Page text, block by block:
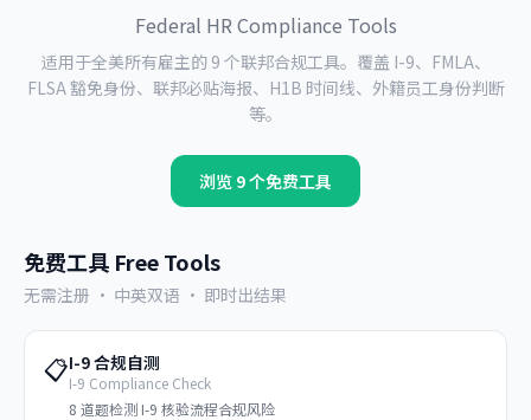
Federal HR Compliance Tools
适用于全美所有雇主的 9 个联邦合规工具。覆盖 I-9、FMLA、
FLSA 豁免身份、联邦必贴海报、H1B 时间线、外籍员工身份判断
等。
浏览 9个免费工具
免费工具 Free Tools
无需注册 · 中英双语 · 即时出结果
📋I-9 合规自测
I-9 Compliance Check
8 道题检测 I-9 核验流程合规风险